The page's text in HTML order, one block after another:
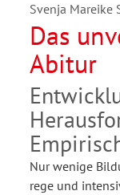
Svenja Mareike
Das
Abitur
Nur wenige
rege und